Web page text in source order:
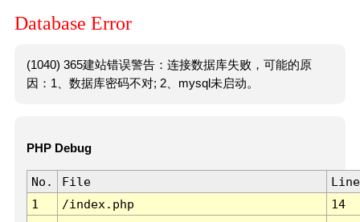
Database Error
(1040) 365建站错误警告：连接数据库失败，可能的原
因：1、数据库密码不对; 2、mysql未启动。
PHP Debug
No. File
Line
1
/index.php 14